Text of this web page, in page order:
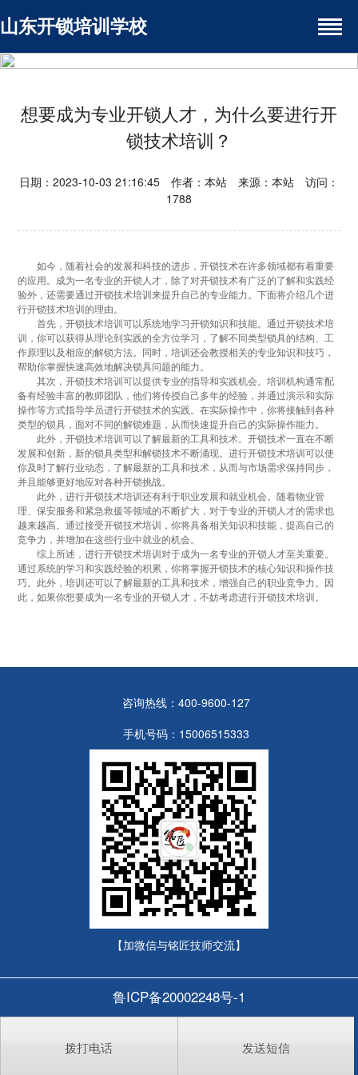
山东开锁培训学校
想要成为专业开锁人才，为什么要进行开
锁技术培训？
日期：2023-10-03 21:16:45 作者：本站 来源：本站 访问：
1788
如今，随着社会的发展和科技的进步，开锁技术在许多领域都有着重要
的应用。成为一名专业的开锁人才，除了对开锁技术有广泛的了解和实践经
验外，还需要通过开锁技术培训来提升自己的专业能力。下面将介绍几个进
行开锁技术培训的理由。
首先，开锁技术培训可以系统地学习开锁知识和技能。通过开锁技术培
训，你可以获得从理论到实践的全方位学习，了解不同类型锁具的结构、工
作原理以及相应的解锁方法。同时，培训还会教授相关的专业知识和技巧，
帮助你掌握快速高效地解决锁具问题的能力。
其次，开锁技术培训可以提供专业的指导和实践机会。培训机构通常配
备有经验丰富的教师团队，他们将传授自己多年的经验，并通过演示和实际
操作等方式指导学员进行开锁技术的实践。在实际操作中，你将接触到各种
类型的锁具，面对不同的解锁难题，从而快速提升自己的实际操作能力。
此外，开锁技术培训可以了解最新的工具和技术。开锁技术一直在不断
发展和创新，新的锁具类型和解锁技术不断涌现。进行开锁技术培训可以使
你及时了解行业动态，了解最新的工具和技术，从而与市场需求保持同步，
并且能够更好地应对各种开锁挑战。
此外，进行开锁技术培训还有利于职业发展和就业机会。随着物业管
理、保安服务和紧急救援等领域的不断扩大，对于专业的开锁人才的需求也
越来越高。通过接受开锁技术培训，你将具备相关知识和技能，提高自己的
竞争力，并增加在这些行业中就业的机会。
综上所述，进行开锁技术培训对于成为一名专业的开锁人才至关重要。
通过系统的学习和实践经验的积累，你将掌握开锁技术的核心知识和操作技
巧。此外，培训还可以了解最新的工具和技术，增强自己的职业竞争力。因
此，如果你想要成为一名专业的开锁人才，不妨考虑进行开锁技术培训。
咨询热线：400-9600-127
手机号码：15006515333
【加微信与铭匠技师交流】
鲁ICP备20002248号-1
拨打电话 发送短信